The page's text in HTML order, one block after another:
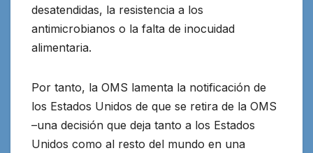
desatendidas, la resistencia a los
antimicrobianos o la falta de inocuidad
alimentaria.
Por tanto, la OMS lamenta la notificación de
los Estados Unidos de que se retira de la OMS
–una decisión que deja tanto a los Estados
Unidos como al resto del mundo en una